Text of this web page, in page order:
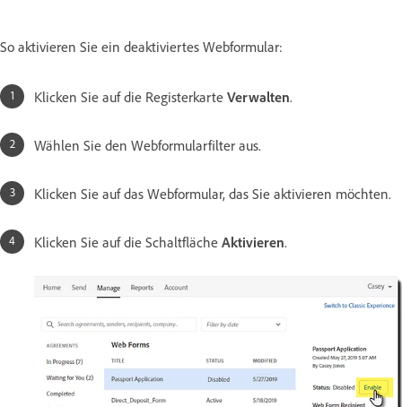
So aktivieren Sie ein deaktiviertes Webformular:
Klicken Sie auf die Registerkarte Verwalten.
Wählen Sie den Webformularfilter aus.
Klicken Sie auf das Webformular, das Sie aktivieren möchten.
Klicken Sie auf die Schaltfläche Aktivieren.